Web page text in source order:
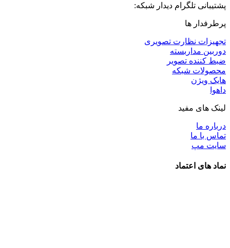
پشتیبانی تلگرام دیدار شبکه:
پرطرفدار ها
تجهیزات نظارت تصویری
دوربین مداربسته
ضبط کننده تصویر
محصولات شبکه
هایک ویژن
داهوا
لینک های مفید
درباره ما
تماس با ما
سایت مپ
نماد های اعتماد